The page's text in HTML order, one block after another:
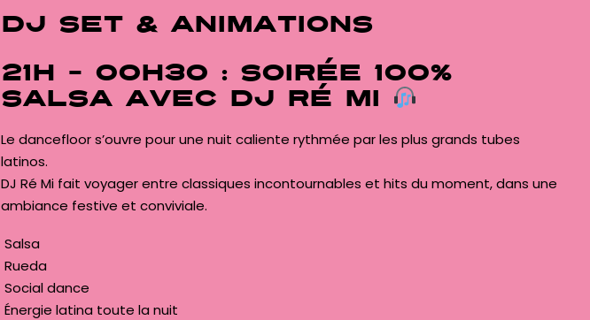
DJ set & animations
21h – 00h30 : Soirée 100%
Salsa avec DJ Ré Mi
Le dancefloor s’ouvre pour une nuit caliente rythmée par les plus grands tubes
latinos.
DJ Ré Mi fait voyager entre classiques incontournables et hits du moment, dans une
ambiance festive et conviviale.
Salsa
Rueda
Social dance
Énergie latina toute la nuit